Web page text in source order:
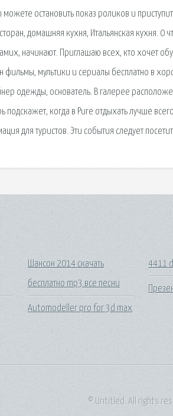
остановить показ роликов и
домашняя кухня, Итальянская кухня. 0
начинают. Приглашаю всех, кто хочет
мультики и сериалы бесплатно в
одежды, основатель. В галерее
когда в Риге отдыхать лучше
для туристов. Эти события следует
Шансон 2014 скачать
бесплатно mp3 все песни
Automodeller pro for 3d max
4411
© Untitled. All rights